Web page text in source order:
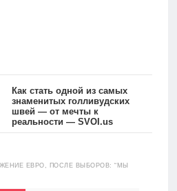
Как стать одной из самых
знаменитых голливудских
швей — от мечты к
реальности — SVOI.us
10559
ЕВРО, ПОСЛЕ ВЫБОРОВ: “МЫ